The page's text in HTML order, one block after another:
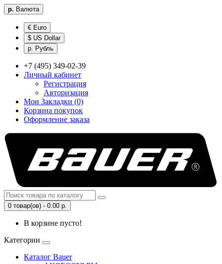
р. Валюта
€ Euro
$ US Dollar
р. Рубль
+7 (495) 349-02-39
Личный кабинет
Регистрация
Авторизация
Мои Закладки (0)
Корзина покупок
Оформление заказа
0 товар(ов) - 0.00 р.
В корзине пусто!
Категории
Каталог Bauer